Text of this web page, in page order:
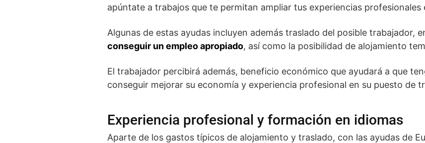
apúntate a trabajos que te permitan ampliar tus experiencias profesionales
Algunas de estas ayudas incluyen además traslado del posible trabajador,
conseguir un empleo apropiado, así como la posibilidad de alojamiento
El trabajador percibirá además, beneficio económico que ayudará a que
conseguir mejorar su economía y experiencia profesional en su puesto de
Experiencia profesional y formación en idiomas
Aparte de los gastos típicos de alojamiento y traslado, con las ayudas de